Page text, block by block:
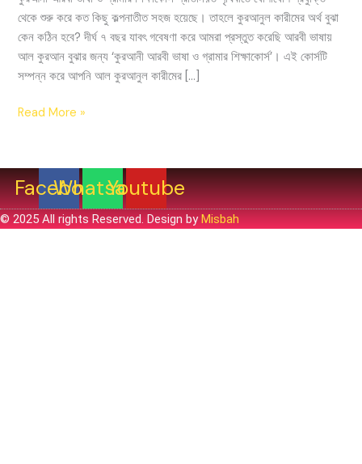
থেকে শুরু করে কত কিছু কল্পনাতীত সহজ হয়েছে। তাহলে কুরআনুল কারীমের অর্থ বুঝা
কেন কঠিন হবে? দীর্ঘ ৭ বছর যাবৎ গবেষণা করে আমরা প্রস্তুত করেছি আরবী ভাষায়
আল কুরআন বুঝার জন্য ‘কুরআনী আরবী ভাষা ও গ্রামার শিক্ষাকোর্স’। এই কোর্সটি
সম্পন্ন করে আপনি আল কুরআনুল কারীমের […]
Read More »
Facebook
Whatsapp
Youtube
© 2025 All rights Reserved. Design byMisbah